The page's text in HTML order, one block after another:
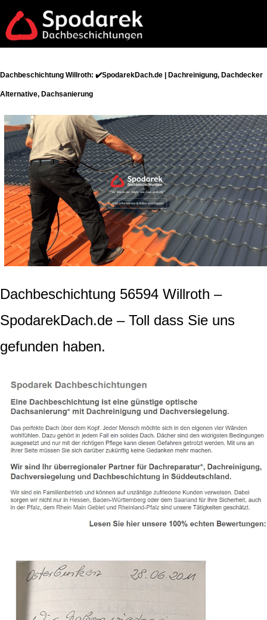
Dachbeschichtung Willroth: ✔️SpodarekDach.de | Dachreinigung, Dachdecker
Alternative, Dachsanierung
Dachbeschichtung 56594 Willroth –
SpodarekDach.de – Toll dass Sie uns
gefunden haben.